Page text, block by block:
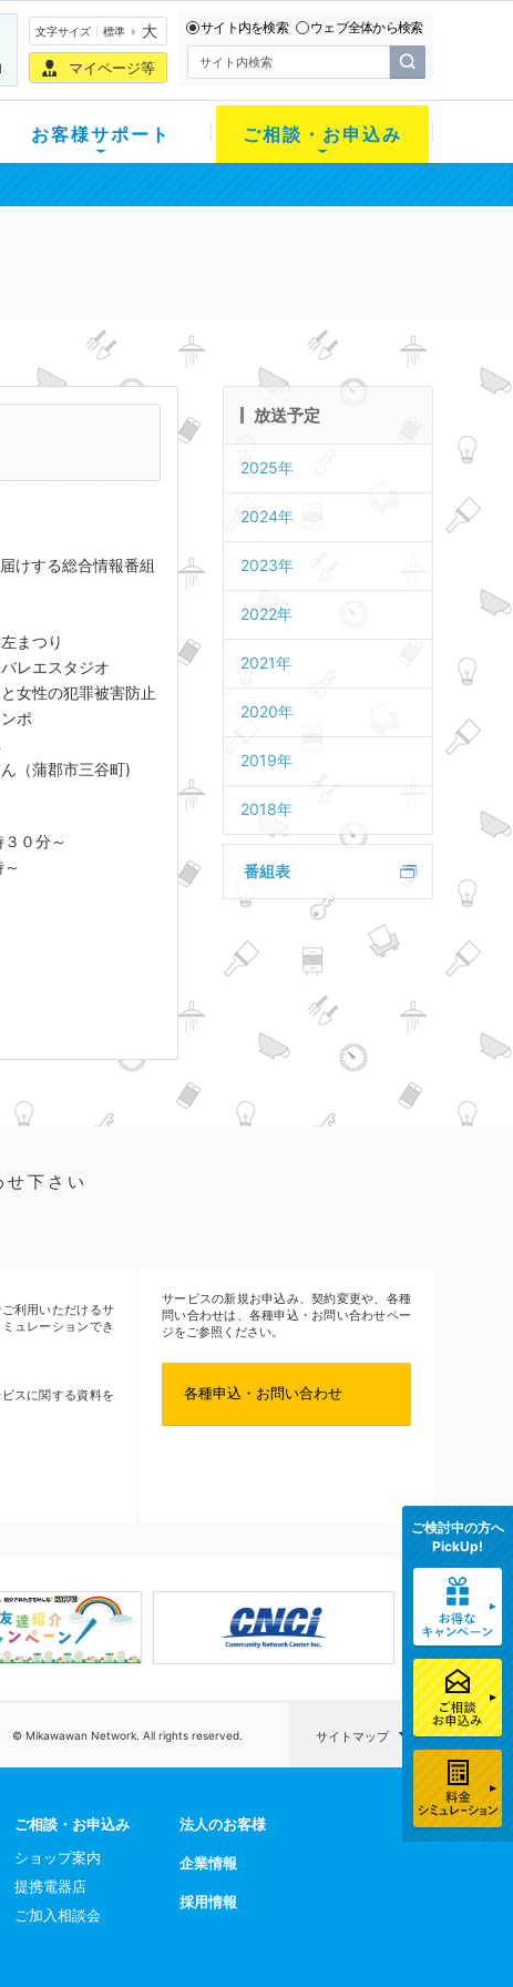
文字サイズ 標準 大
マイページ等
サイト内を検索 ウェブ全体から検索
お客様サポート ご相談・お申込み
けする総合情報番組
まつり
エスタジオ
の犯罪被害防止
ポ
市三谷町)
０分～
放送予定
2025年
2024年
2023年
2022年
2021年
2020年
2019年
2018年
番組表
下さい
利用いただけるサ
ュレーションでき
スに関する資料を
サービスの新規お申込み、契約変更や、各種
問い合わせは、各種申込・お問い合わせペー
ジをご参照ください。
各種申込・お問い合わせ
© Mikawawan Network. All rights reserved. サイトマップ
ご相談・お申込み
ショップ案内
提携電器店
ご加入相談会
法人のお客様
企業情報
採用情報
ご検討中の方へ
PickUp!